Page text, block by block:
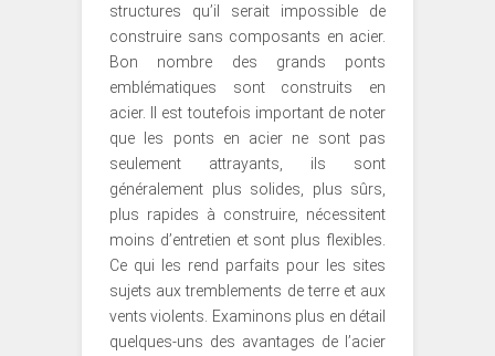
structures qu’il serait impossible de
construire sans composants en acier.
Bon nombre des grands ponts
emblématiques sont construits en
acier. Il est toutefois important de noter
que les ponts en acier ne sont pas
seulement attrayants, ils sont
généralement plus solides, plus sûrs,
plus rapides à construire, nécessitent
moins d’entretien et sont plus flexibles.
Ce qui les rend parfaits pour les sites
sujets aux tremblements de terre et aux
vents violents. Examinons plus en détail
quelques-uns des avantages de l’acier